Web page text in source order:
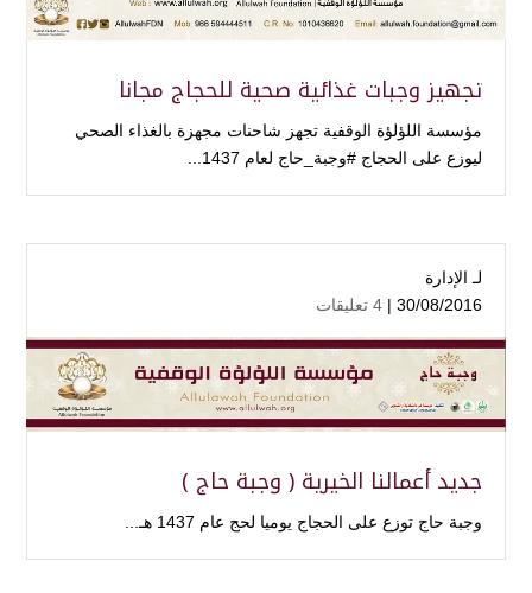
تجهيز وجبات غذائية صحية للحجاج مجانا
مؤسسة اللؤلؤة الوقفية تجهز شاحنات مجهزة بالغذاء الصحي
ليوزع على الحجاج #وجبة_حاج لعام 1437...
لـ الإدارة
30/08/2016 |
4 تعليقات
جديد أعمالنا الخيرية ( وجبة حاج )
وجبة حاج توزع على الحجاج يوميا لحج عام 1437 هـ...